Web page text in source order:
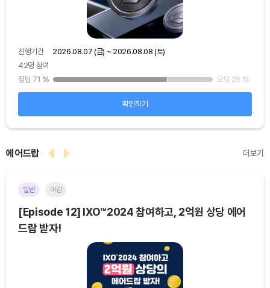
진행기간
2026.08.07 (금) ~ 2026.08.08 (토)
42명 참여
정답 71 % 오답 29 %
확인하기
에어드랍 더보기
일반 마감
[Episode 12] IXO™2024 참여하고, 2억원 상당 에어
드랍 받자!